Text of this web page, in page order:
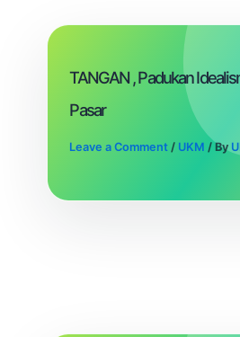
TANGAN , Padukan
Pasar
Leave a Comment / UKM / By